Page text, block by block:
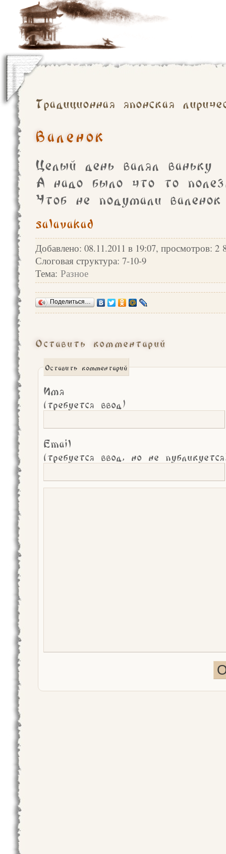
Традиционная японская
Валенок
Целый день валял ваньку
А надо было что то
Чтоб не подумали валенок
salavakad
Добавлено: 08.11.2011 в 19:07, просмотров: 2
Слоговая структура: 7-10-9
Тема: Разное
Поделиться…
Оставить комментарий
Оставить комментарий
Имя
(требуется ввод)
Email
(требуется ввод, но не